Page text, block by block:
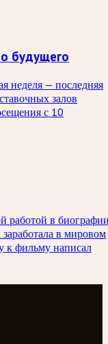
будущего
неделя — последняя
залов
с 10
работой в
в мировом
к фильму написал